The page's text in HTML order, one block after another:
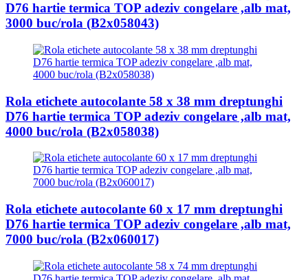
D76 hartie termica TOP adeziv congelare ,alb mat,
3000 buc/rola (B2x058043)
Rola etichete autocolante 58 x 38 mm dreptunghi
D76 hartie termica TOP adeziv congelare ,alb mat,
4000 buc/rola (B2x058038)
Rola etichete autocolante 60 x 17 mm dreptunghi
D76 hartie termica TOP adeziv congelare ,alb mat,
7000 buc/rola (B2x060017)